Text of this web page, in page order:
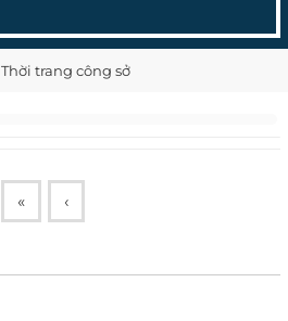
Thời trang công sở
« ‹